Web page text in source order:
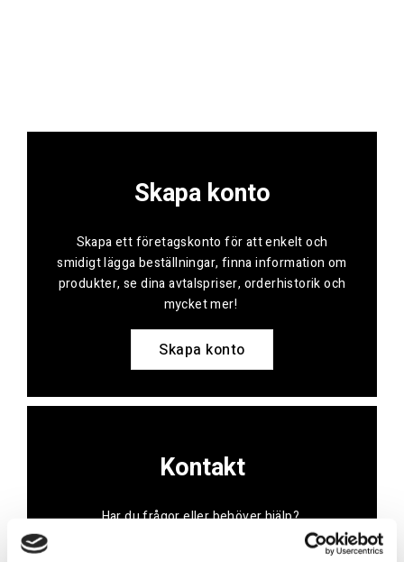
Skapa konto
Skapa ett företagskonto för att enkelt och
smidigt lägga beställningar, finna information om
produkter, se dina avtalspriser, orderhistorik och
mycket mer!
Skapa konto
Kontakt
Har du frågor eller behöver hjälp?